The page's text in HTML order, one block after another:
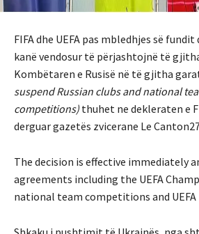
FIFA dhe UEFA pas mbledhjes së
kanë vendosur të përjashtojnë të
Kombëtaren e Rusisë në të gjitha
suspend Russian clubs and national
competitions) thuhet ne dekleraten e
derguar gazetës zvicerane Le
The decision is effective immediately
agreements including the UEFA
national team competitions and UEFA